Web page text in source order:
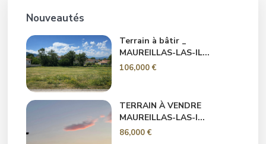
Nouveautés
Terrain à bâtir _
MAUREILLAS-LAS-IL...
106,000 €
TERRAIN À VENDRE
MAUREILLAS-LAS-I...
86,000 €